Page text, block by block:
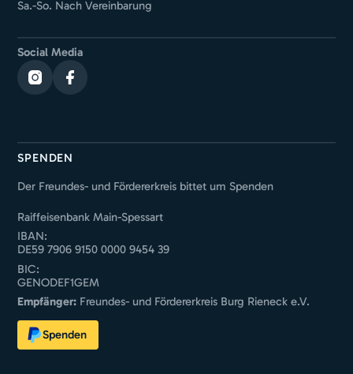
Sa.-So. Nach Vereinbarung
Social Media
SPENDEN
Der Freundes- und Fördererkreis bittet um Spenden
Raiffeisenbank Main-Spessart
IBAN:
DE59 7906 9150 0000 9454 39
BIC:
GENODEF1GEM
Empfänger: Freundes- und Fördererkreis Burg Rieneck e.V.
Spenden